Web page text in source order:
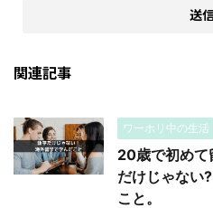
関連記事
ワーホリ中の生活
20歳で初めて
だけじゃない
こと。